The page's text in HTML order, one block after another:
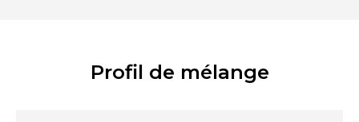
Profil de mélange